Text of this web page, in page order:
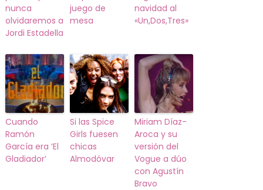
nunca
olvidaremos a
Jordi Estadella
juego de
mesa
navidad al
«Un,Dos,Tres»
Cuando
Ramón
García era ‘El
Gladiador’
Si las Spice
Girls fuesen
chicas
Almodóvar
Miriam Díaz-
Aroca y su
versión del
Vogue a dúo
con Agustín
Bravo